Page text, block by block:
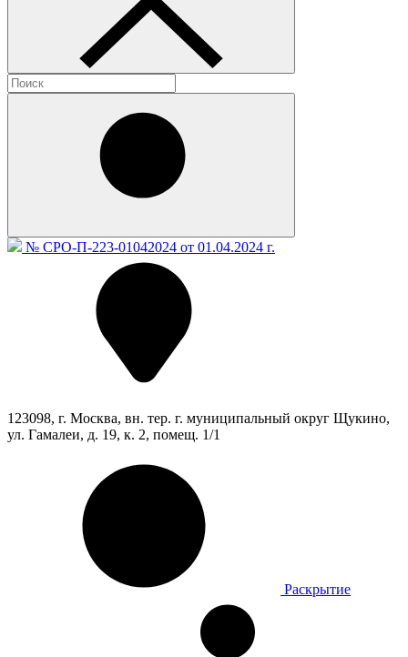
№ СРО-П-223-01042024 от 01.04.2024 г.
123098, г. Москва, вн. тер. г. муниципальный округ Щукино,
ул. Гамалеи, д. 19, к. 2, помещ. 1/1
Раскрытие